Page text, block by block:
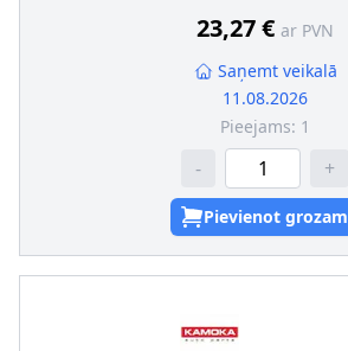
23,27 € ar PVN
Saņemt veikalā
11.08.2026
Pieejams: 1
- +
Pievienot grozam